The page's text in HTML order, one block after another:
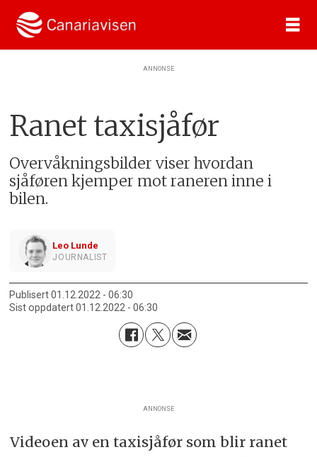
ANNONSE
Ranet taxisjåfør
Overvåkningsbilder viser hvordan
sjåføren kjemper mot raneren inne i
bilen.
Leo Lunde
JOURNALIST
Publisert
01.12.2022 - 06:30
Sist oppdatert
01.12.2022 - 06:30
ANNONSE
Videoen av en taxisjåfør som blir ranet